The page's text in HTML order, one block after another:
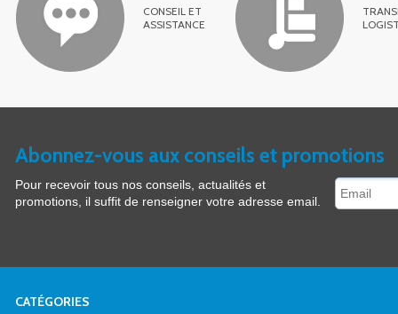
CONSEIL ET
ASSISTANCE
Abonnez-vous aux conseils et promotions
Pour recevoir tous nos conseils, actualités et
promotions, il suffit de renseigner votre adresse email.
CATÉGORIES